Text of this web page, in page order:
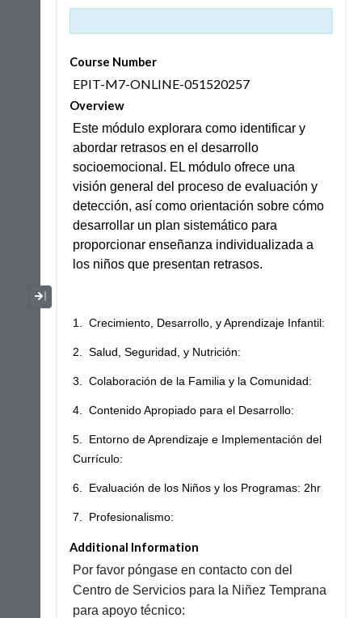
Course Number
EPIT-M7-ONLINE-051520257
Overview
Este módulo explorara como identificar y
abordar retrasos en el desarrollo
socioemocional. EL módulo ofrece una
visión general del proceso de evaluación y
detección, así como orientación sobre cómo
desarrollar un plan sistemático para
proporcionar enseñanza individualizada a
los niños que presentan retrasos.
1. Crecimiento, Desarrollo, y Aprendizaje Infantil:
2. Salud, Seguridad, y Nutrición:
3. Colaboración de la Familia y la Comunidad:
4. Contenido Apropiado para el Desarrollo:
5. Entorno de Aprendizaje e Implementación del
Currículo:
6. Evaluación de los Niños y los Programas: 2hr
7. Profesionalismo:
Additional Information
Por favor póngase en contacto con del
Centro de Servicios para la Niñez Temprana
para apoyo técnico: